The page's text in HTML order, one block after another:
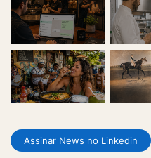
Assinar News no Linkedin